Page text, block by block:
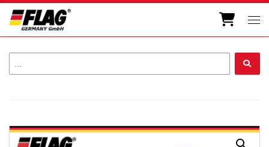
Zum Inhalt springen